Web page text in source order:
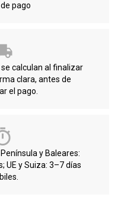
pago
calculan al finalizar
clara, antes de
el pago.
y Baleares:
UE y Suiza: 3–7 días